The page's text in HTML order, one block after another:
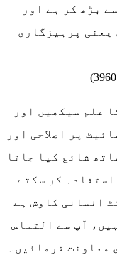
بڑھ کر ہے اور
یعنی پرہیزگاری
علم سیکھیں اور
پر اصلاحی اور
شائع کیا جاتا
استفادہ کر سکتے
انسانی کاوش ہے
آپ سے التماس
معاونت فرمائیں۔